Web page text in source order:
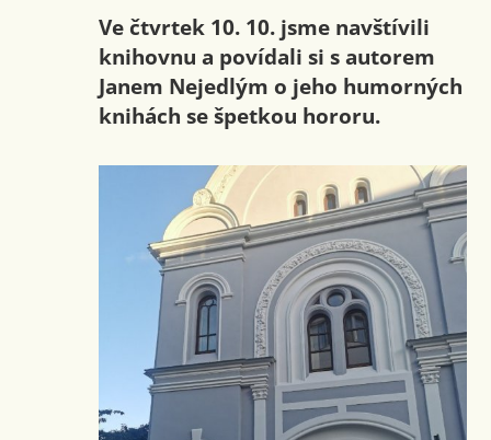
Ve čtvrtek 10. 10. jsme navštívili
knihovnu a povídali si s autorem
Janem Nejedlým o jeho humorných
knihách se špetkou hororu.